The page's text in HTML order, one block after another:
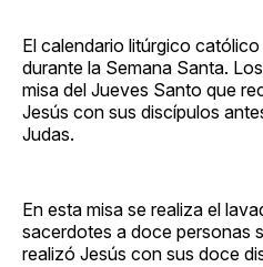
El calendario litúrgico
durante la Semana Santa.
misa del Jueves Santo que
Jesús con sus discípulos
Judas.
En esta misa se realiza el
sacerdotes a doce personas
realizó Jesús con sus doce